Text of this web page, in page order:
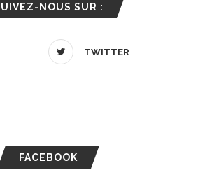
NOUS SUR :
TWITTER
FACEBOOK